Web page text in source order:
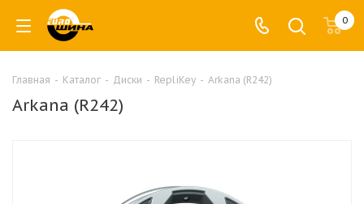
0
Главная - Каталог - Диски - RepliKey - Arkana (R242)
Arkana (R242)